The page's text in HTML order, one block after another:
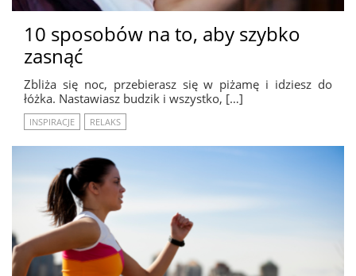
10 sposobów na to, aby szybko
zasnąć
Zbliża się noc, przebierasz się w piżamę i idziesz do
łóżka. Nastawiasz budzik i wszystko, […]
INSPIRACJE RELAKS